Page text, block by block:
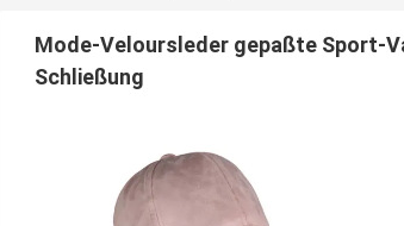
Mode-Veloursleder gepaßte Sport-
Schließung